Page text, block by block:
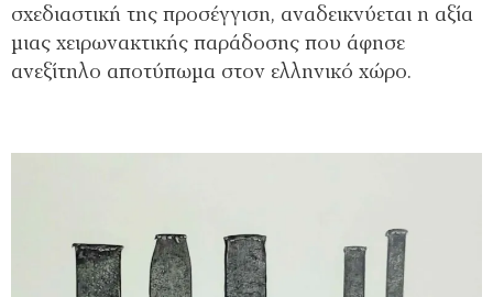
σχεδιαστική της προσέγγιση, αναδεικνύεται η αξία
μιας χειρωνακτικής παράδοσης που άφησε
ανεξίτηλο αποτύπωμα στον ελληνικό χώρο.